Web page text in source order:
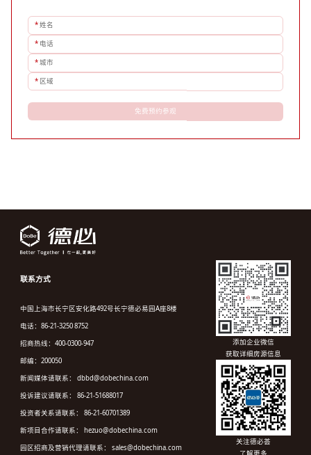
*姓名
* 电话
*城市
* 区域
免费预约参观
联系方式
中国上海市长宁区安化路492号长宁德必易园A座8楼
电话：86-21-3250 8752
招商热线：400-0300-947
邮编：200050
新闻媒体请联系： dbbd@dobechina.com
投诉建议请联系： 86-21-51688017
投资者关系请联系： 86-21-60701389
新项目合作请联系： hezuo@dobechina.com
园区招商及营销代理请联系： sales@dobechina.com
添加企业微信
获取详细房源信息
关注德必荟
了解更多